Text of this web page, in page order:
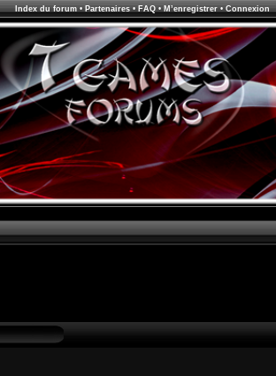
Index du forum• Partenaires• FAQ• M’enregistrer• Connexion